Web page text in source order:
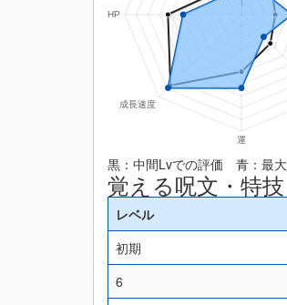
黒：中間Lvでの評価 青：最
覚える呪文・特技
レベル
初期
6